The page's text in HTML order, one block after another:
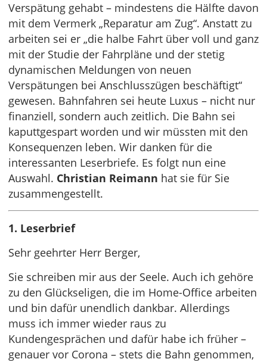
Verspätung gehabt – mindestens die Hälfte davon
mit dem Vermerk „Reparatur am Zug“. Anstatt zu
arbeiten sei er „die halbe Fahrt über voll und ganz
mit der Studie der Fahrpläne und der stetig
dynamischen Meldungen von neuen
Verspätungen bei Anschlusszügen beschäftigt“
gewesen. Bahnfahren sei heute Luxus – nicht nur
finanziell, sondern auch zeitlich. Die Bahn sei
kaputtgespart worden und wir müssten mit den
Konsequenzen leben. Wir danken für die
interessanten Leserbriefe. Es folgt nun eine
Auswahl. Christian Reimann hat sie für Sie
zusammengestellt.
1. Leserbrief
Sehr geehrter Herr Berger,
Sie schreiben mir aus der Seele. Auch ich gehöre
zu den Glückseligen, die im Home-Office arbeiten
und bin dafür unendlich dankbar. Allerdings
muss ich immer wieder raus zu
Kundengesprächen und dafür habe ich früher –
genauer vor Corona – stets die Bahn genommen,